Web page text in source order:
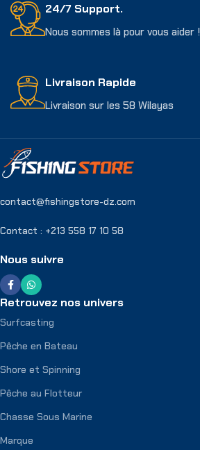
24/7 Support.
Nous sommes là pour vous aider !
Livraison Rapide
Livraison sur les 58 Wilayas
contact@fishingstore-dz.com
Contact : +213 558 17 10 58
Nous suivre
Retrouvez nos univers
Surfcasting
Pêche en Bateau
Shore et Spinning
Pêche au Flotteur
Chasse Sous Marine
Marque